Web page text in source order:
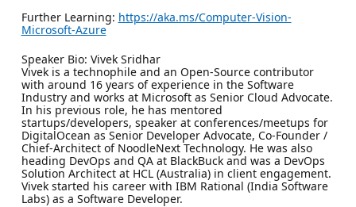
Further Learning: https://aka.ms/Computer-Vision-
Microsoft-Azure
Speaker Bio: Vivek Sridhar
Vivek is a technophile and an Open-Source contributor
with around 16 years of experience in the Software
Industry and works at Microsoft as Senior Cloud Advocate.
In his previous role, he has mentored
startups/developers, speaker at conferences/meetups for
DigitalOcean as Senior Developer Advocate, Co-Founder /
Chief-Architect of NoodleNext Technology. He was also
heading DevOps and QA at BlackBuck and was a DevOps
Solution Architect at HCL (Australia) in client engagement.
Vivek started his career with IBM Rational (India Software
Labs) as a Software Developer.